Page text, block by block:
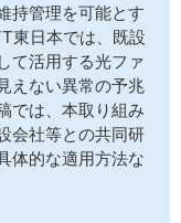
持管理を可能とす
東日本では、既設
て活用する光ファ
えない異常の予兆
では、本取り組み
会社等との共同研
体的な適用方法な